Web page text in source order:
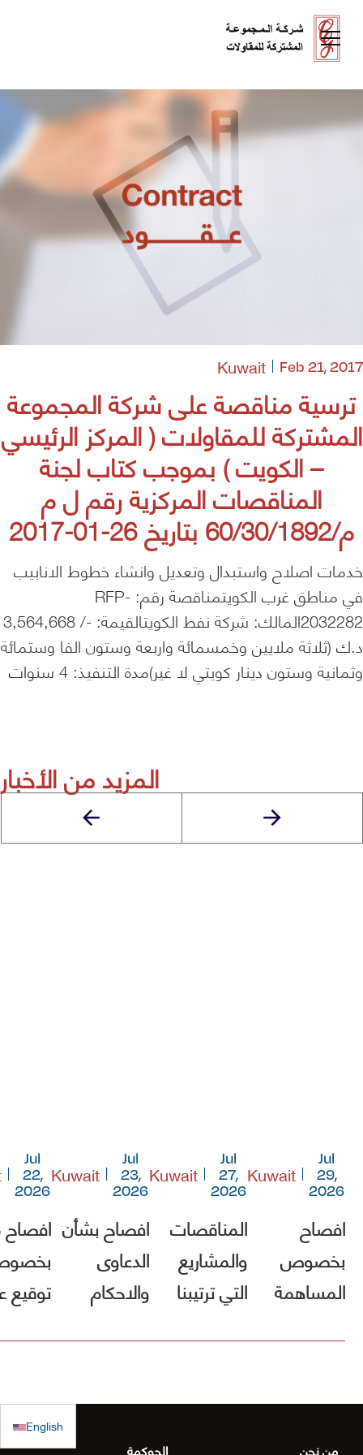
ترسية مناقصة على شركة المجموعة
المشتركة للمقاولات ( المركز الرئيسي
– الكويت ) بموجب كتاب لجنة
المناقصات المركزية رقم ل م
م/60/30/1892 بتاريخ 26-01-2017
Feb 21, 2017
Kuwait
خدمات اصلاح واستبدال وتعديل وانشاء خطوط الانابيب
في مناطق غرب الكويتمناقصة رقم: RFP-
2032282المالك: شركة نفط الكويتالقيمة: -/ 3,564,668
د.ك (ثلاثة ملايين وخمسمائة واربعة وستون الفا وستمائة
وثمانية وستون دينار كويتي لا غير)مدة التنفيذ: 4 سنوات
المزيد من الأخبار
Jul
29,
2026
Kuwait
افصاح
بخصوص
المساهمة
Jul
27,
2026
Kuwait
المناقصات
والمشاريع
التي ترتيبنا
Jul
23,
2026
Kuwait
افصاح بشأن
الدعاوى
والاحكام
Jul
22,
2026
توقيع
English
من نحن الحوكمة